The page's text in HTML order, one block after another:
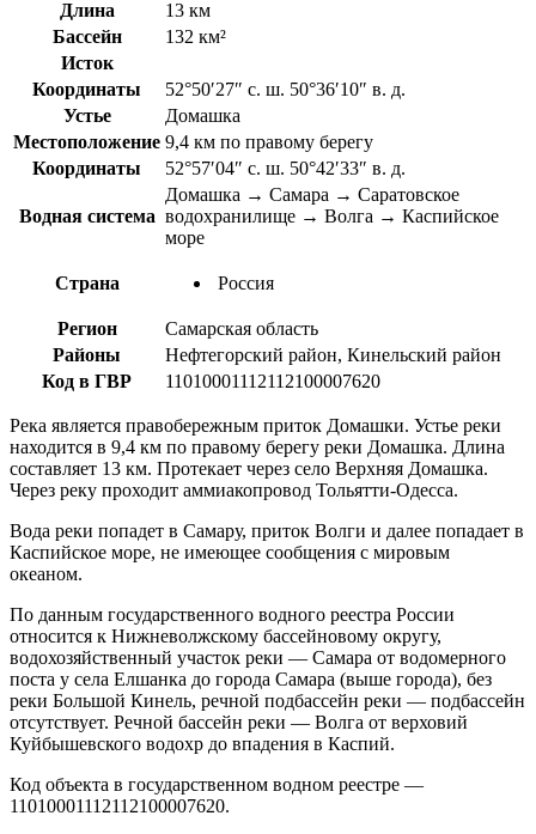
Длина
13 км
Бассейн
132 км²
Исток
Координаты
52°50′27″ с. ш. 50°36′10″ в. д.
Устье
Домашка
Местоположение 9,4 км по правому берегу
Координаты
52°57′04″ с. ш. 50°42′33″ в. д.
Водная система
Домашка → Самара → Саратовское
водохранилище → Волга → Каспийское
море
Страна Россия
Регион
Самарская область
Районы
Нефтегорский район, Кинельский район
Код в ГВР
11010001112112100007620
Река является правобережным приток Домашки. Устье реки
находится в 9,4 км по правому берегу реки Домашка. Длина
составляет 13 км. Протекает через село Верхняя Домашка.
Через реку проходит аммиакопровод Тольятти-Одесса.
Вода реки попадет в Самару, приток Волги и далее попадает в
Каспийское море, не имеющее сообщения с мировым
океаном.
По данным государственного водного реестра России
относится к Нижневолжскому бассейновому округу,
водохозяйственный участок реки — Самара от водомерного
поста у села Елшанка до города Самара (выше города), без
реки Большой Кинель, речной подбассейн реки — подбассейн
отсутствует. Речной бассейн реки — Волга от верховий
Куйбышевского водохр до впадения в Каспий.
Код объекта в государственном водном реестре —
11010001112112100007620.